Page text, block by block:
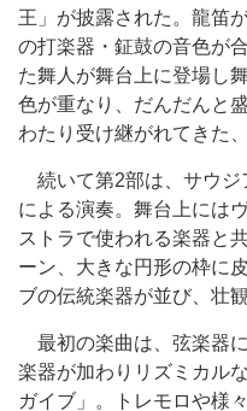
王」が披露された。龍笛
の打楽器・鉦鼓の音色が
た舞人が舞台上に登場し
色が重なり、だんだんと
わたり受け継がれてきた
続いて第2部は、サウジ
による演奏。舞台上には
ストラで使われる楽器と
ーン、大きな円形の枠に
ブの伝統楽器が並び、壮
最初の楽曲は、弦楽器
楽器が加わりリズミカル
ガイブ」。トレモロや様